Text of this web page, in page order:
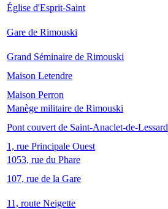
Église d'Esprit-Saint
Gare de Rimouski
Grand Séminaire de Rimouski
Maison Letendre
Maison Perron
Manège militaire de Rimouski
Pont couvert de Saint-Anaclet-de-Lessard
1, rue Principale Ouest
1053, rue du Phare
107, rue de la Gare
11, route Neigette